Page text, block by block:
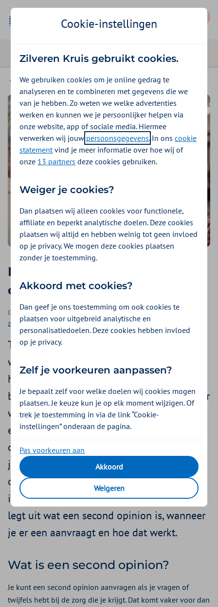
Hulp bij zorgvragen
Hoe vraag je een second
opinion aan? Expert vertelt
Geplaatst op 29 mei 2026 | Een artikel als onderdeel van
zorgvragen| 3 minuten lezen
Twijfel je over wat een arts heeft gezegd, of
wil je graag een bevestiging van wat die
heeft verteld? Of sta je voor een grote
beslissing, zoals een operatie, en wil je zeker
weten dat dit de juiste keuze is? Dan kan
een second opinion helpen. Met een second
opinion kijkt een andere arts opnieuw naar
jouw situatie. Dat kan rust geven en helpen
om een goed besluit te nemen. Leo Rasing
is medisch adviseur bij Zilveren Kruis. Hij
legt uit wat een second opinion is, wanneer
je er een aanvraagt en hoe dat werkt.
Wat is een second opinion?
Je kunt een second opinion aanvragen als je vragen of
twijfels hebt bij de zorg die je krijgt. Dat komt vaker voor dan
Cookie-instellingen
Zilveren Kruis gebruikt cookies.
We gebruiken cookies om je online gedrag te
analyseren en te combineren met gegevens die we
van je hebben. Zo weten we welke advertenties
werken en kunnen we je persoonlijker helpen via
onze website, app of sociale media. Hiermee
verwerken wij jouw persoonsgegevens. In onscookie
statementvind je meer informatie over hoe wij of
onze 13 partners deze cookies gebruiken.
Weiger je cookies?
Dan plaatsen wij alleen cookies voor functionele,
affiliate en beperkt analytische doelen. Deze cookies
plaatsen wij altijd en hebben weinig tot geen invloed
op je privacy. We mogen deze cookies plaatsen
zonder je toestemming.
Akkoord met cookies?
Dan geef je ons toestemming om ook cookies te
plaatsen voor uitgebreid analytische en
personalisatiedoelen. Deze cookies hebben invloed
op je privacy.
Zelf je voorkeuren aanpassen?
Je bepaalt zelf voor welke doelen wij cookies mogen
plaatsen. Je keuze kun je op elk moment wijzigen. Of
trek je toestemming in via de link “Cookie-
instellingen” onderaan de pagina.
Pas voorkeuren aan
Akkoord
Weigeren